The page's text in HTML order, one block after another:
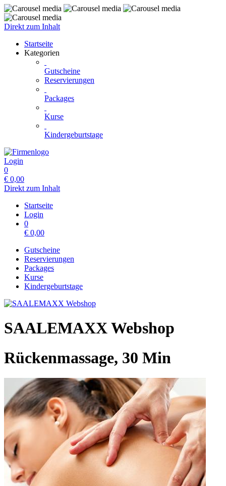
Direkt zum Inhalt
Startseite
Kategorien
Gutscheine
Reservierungen
Packages
Kurse
Kindergeburtstage
Login
0
€ 0,00
Direkt zum Inhalt
Startseite
Login
0
€ 0,00
Gutscheine
Reservierungen
Packages
Kurse
Kindergeburtstage
SAALEMAXX Webshop
Rückenmassage, 30 Min